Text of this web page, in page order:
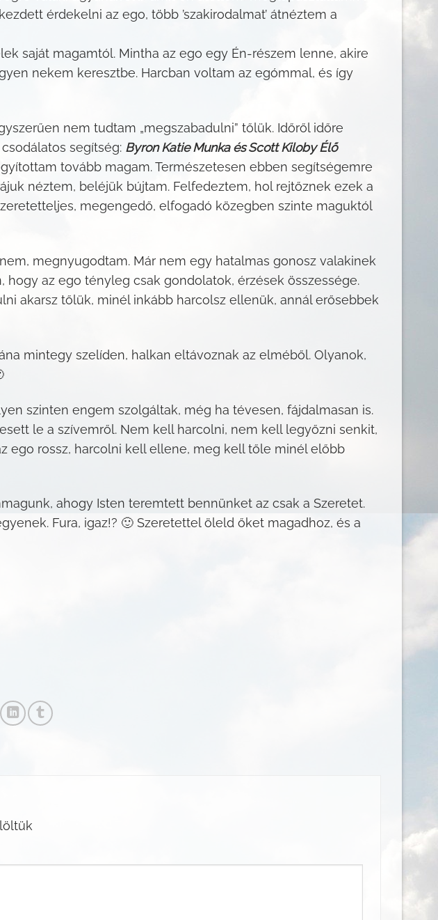
érdekelni az ego, több ’szakirodalmat’ átnéztem a
saját magamtól. Mintha az ego egy Én-részem lenne, akire
nekem keresztbe. Harcban voltam az egómmal, és így
nem tudtam „megszabadulni” tőlük. Időről időre
segítség: Byron Katie Munka és Scott Kiloby Élő
tovább magam. Természetesen ebben segítségemre
néztem, beléjük bújtam. Felfedeztem, hol rejtőznek ezek a
megengedő, elfogadó közegben szinte maguktól
megnyugodtam. Már nem egy hatalmas gonosz valakinek
az ego tényleg csak gondolatok, érzések összessége.
akarsz tőlük, minél inkább harcolsz ellenük, annál erősebbek
mintegy szelíden, halkan eltávoznak az elméből. Olyanok,
szinten engem szolgáltak, még ha tévesen, fájdalmasan is.
le a szívemről. Nem kell harcolni, nem kell legyőzni senkit,
ego rossz, harcolni kell ellene, meg kell tőle minél előbb
ahogy Isten teremtett bennünket az csak a Szeretet.
Fura, igaz!? 🙂 Szeretettel öleld őket magadhoz, és a